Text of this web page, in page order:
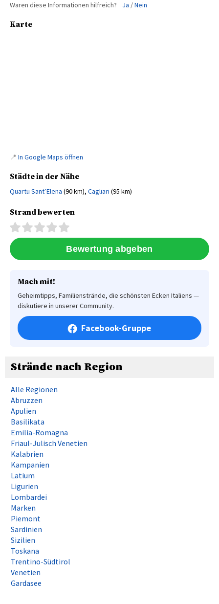
Waren diese Informationen hilfreich? Ja /Nein
Karte
📍 In Google Maps öffnen
Städte in der Nähe
Quartu Sant’Elena (90 km), Cagliari (95 km)
Strand bewerten
Mach mit!
Geheimtipps, Familienstrände, die schönsten Ecken Italiens —
diskutiere in unserer Community.
Facebook-Gruppe
Strände nach Region
Alle Regionen
Abruzzen
Apulien
Basilikata
Emilia-Romagna
Friaul-Julisch Venetien
Kalabrien
Kampanien
Latium
Ligurien
Lombardei
Marken
Piemont
Sardinien
Sizilien
Toskana
Trentino-Südtirol
Venetien
Gardasee